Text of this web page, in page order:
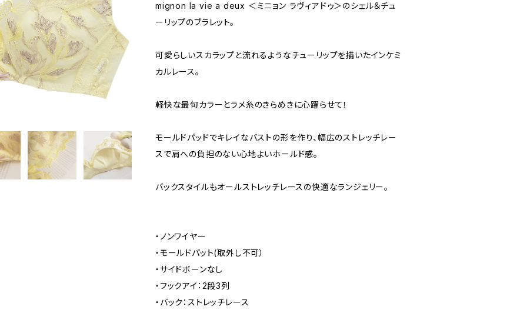
mignon la vie a deux ＜ミニョン ラヴィアドゥ＞のシェル＆チュ
ーリップのブラレット。
可愛らしいスカラップと流れるようなチューリップを描いたインケミ
カルレース。
軽快な最旬カラーとラメ糸のきらめきに心躍らせて！
モールドパッドでキレイなバストの形を作り、幅広のストレッチレー
スで肩への負担のない心地よいホールド感。
バックスタイルもオールストレッチレースの快適なランジェリー。
・ノンワイヤー
・モールドパット(取外し不可）
・サイドボーンなし
・フックアイ：2段3列
・バック：ストレッチレース